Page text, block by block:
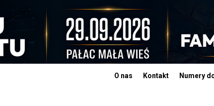
O nas Kontakt Numery